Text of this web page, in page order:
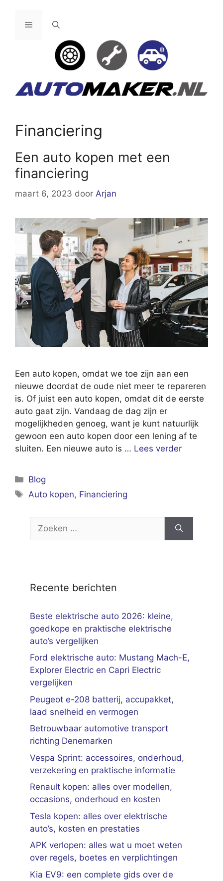
Menu
Financiering
Een auto kopen met een
financiering
maart 6, 2023 door Arjan
Een auto kopen, omdat we toe zijn aan een
nieuwe doordat de oude niet meer te repareren
is. Of juist een auto kopen, omdat dit de eerste
auto gaat zijn. Vandaag de dag zijn er
mogelijkheden genoeg, want je kunt natuurlijk
gewoon een auto kopen door een lening af te
sluiten. Een nieuwe auto is … Lees verder
Categorieën
Blog
Tags
Auto kopen, Financiering
naar:
Recente berichten
Beste elektrische auto 2026: kleine,
goedkope en praktische elektrische
auto’s vergelijken
Ford elektrische auto: Mustang Mach-E,
Explorer Electric en Capri Electric
vergelijken
Peugeot e-208 batterij, accupakket,
laad snelheid en vermogen
Betrouwbaar automotive transport
richting Denemarken
Vespa Sprint: accessoires, onderhoud,
verzekering en praktische informatie
Renault kopen: alles over modellen,
occasions, onderhoud en kosten
Tesla kopen: alles over elektrische
auto’s, kosten en prestaties
APK verlopen: alles wat u moet weten
over regels, boetes en verplichtingen
Kia EV9: een complete gids over de